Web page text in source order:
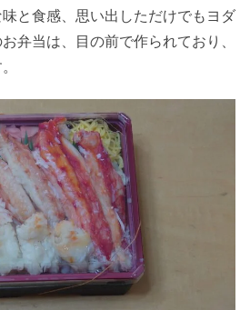
と食感、思い出しただけでもヨダ
弁当は、目の前で作られており、